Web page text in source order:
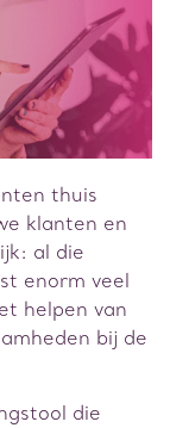
thuis
klanten en
al die
enorm veel
helpen van
bij de
die